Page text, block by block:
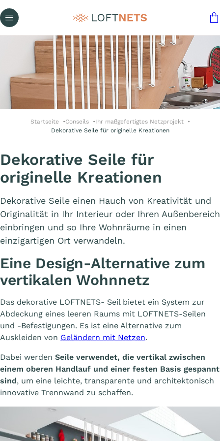
Startseite Conseils
Ihr maßgefertigtes Netzprojekt
Dekorative Seile für originelle Kreationen
Dekorative Seile für
originelle Kreationen
Dekorative Seile einen Hauch von Kreativität und
Originalität in Ihr Interieur oder Ihren Außenbereich
einbringen und so Ihre Wohnräume in einen
einzigartigen Ort verwandeln.
Eine Design-Alternative zum
vertikalen Wohnnetz
Das dekorative LOFTNETS- Seil bietet ein System zur
Abdeckung eines leeren Raums mit LOFTNETS-Seilen
und -Befestigungen. Es ist eine Alternative zum
Auskleiden von Geländern mit Netzen.
Dabei werden Seile verwendet, die vertikal zwischen
einem oberen Handlauf und einer festen Basis gespannt
sind, um eine leichte, transparente und architektonisch
innovative Trennwand zu schaffen.